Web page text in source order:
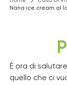
Nana ice cream al
È ora di
quello che ci